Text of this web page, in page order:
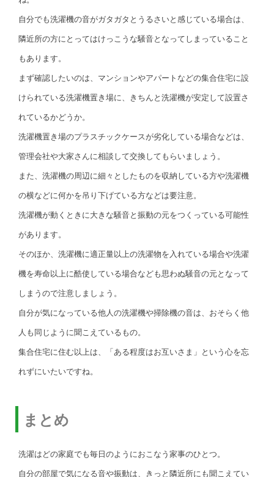
自分でも洗濯機の音がガタガタとうるさいと感じている場合は、
隣近所の方にとってはけっこうな騒音となってしまっていること
もあります。
まず確認したいのは、マンションやアパートなどの集合住宅に設
けられている洗濯機置き場に、きちんと洗濯機が安定して設置さ
れているかどうか。
洗濯機置き場のプラスチックケースが劣化している場合などは、
管理会社や大家さんに相談して交換してもらいましょう。
また、洗濯機の周辺に細々としたものを収納している方や洗濯機
の横などに何かを吊り下げている方などは要注意。
洗濯機が動くときに大きな騒音と振動の元をつくっている可能性
があります。
そのほか、洗濯機に適正量以上の洗濯物を入れている場合や洗濯
機を寿命以上に酷使している場合なども思わぬ騒音の元となって
しまうので注意しましょう。
自分が気になっている他人の洗濯機や掃除機の音は、おそらく他
人も同じように聞こえているもの。
集合住宅に住む以上は、「ある程度はお互いさま」という心を忘
れずにいたいですね。
まとめ
洗濯はどの家庭でも毎日のようにおこなう家事のひとつ。
自分の部屋で気になる音や振動は、きっと隣近所にも聞こえてい